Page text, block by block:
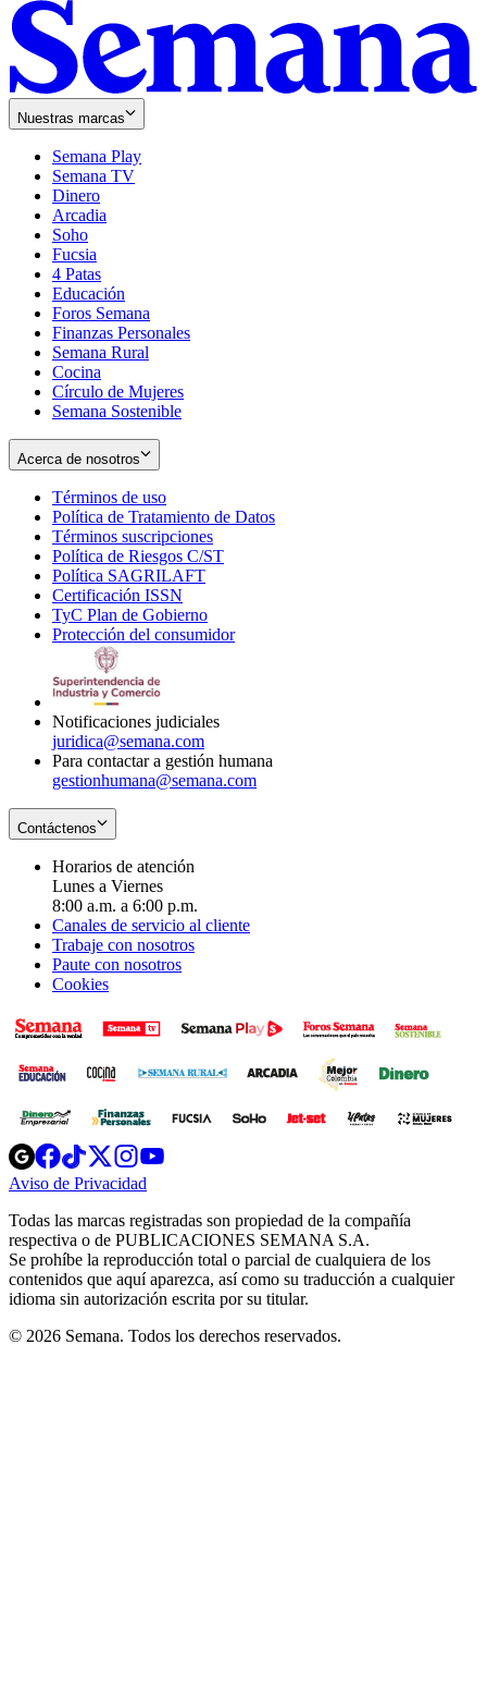
Nuestras marcas
Semana Play
Semana TV
Dinero
Arcadia
Soho
in
new
window
Fucsia
in
new
window
4 Patas
Educación
Foros Semana
Finanzas Personales
Semana Rural
Cocina
Círculo de Mujeres
Semana Sostenible
Acerca de nosotros
Términos de uso
in
new
window
Política de Tratamiento de Datos
Términos suscripciones
in
Política de Riesgos C/ST
Política SAGRILAFT
new
window
Certificación ISSN
in
new
TyC Plan de Gobierno
in
Protección del consumidorOpens
Notificaciones judiciales
juridica@semana.com
Para contactar a gestión humana
gestionhumana@semana.com
Contáctenos
Horarios de atención
Lunes a Viernes
8:00 a.m. a 6:00 p.m.
Canales de servicio al cliente
Trabaje con nosotros
Paute con nosotros
Cookies
Opens
in
new
Opens
in
new
Opens
in
new
window
Opens
new
windowwindow
Aviso de Privacidad
new
window
Todas las marcas registradas son propiedad de la compañía
respectiva o de PUBLICACIONES SEMANA S.A.
Se prohíbe la reproducción total o parcial de cualquiera de los
contenidos que aquí aparezca, así como su traducción a cualquier
idioma sin autorización escrita por su titular.
© 2026 Semana. Todos los derechos reservados.